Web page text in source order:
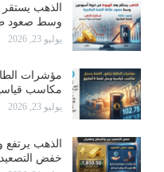
الذهب
وسط صعود
يوليو 23, 2026
مؤشرات
مكاسب
يوليو 23, 2026
الذهب
خفض